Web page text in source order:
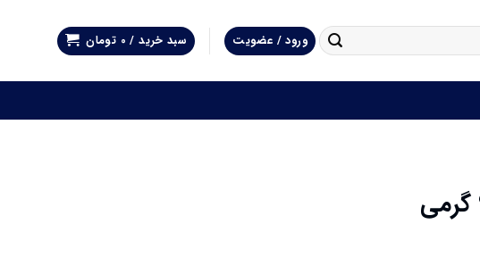
ورود / عضویت سبد خرید / 0 تومان